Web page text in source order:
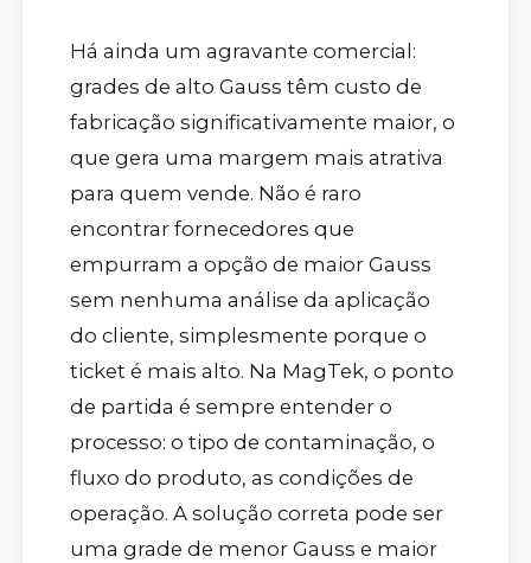
Há ainda um agravante comercial:
grades de alto Gauss têm custo de
fabricação significativamente maior, o
que gera uma margem mais atrativa
para quem vende. Não é raro
encontrar fornecedores que
empurram a opção de maior Gauss
sem nenhuma análise da aplicação
do cliente, simplesmente porque o
ticket é mais alto. Na MagTek, o ponto
de partida é sempre entender o
processo: o tipo de contaminação, o
fluxo do produto, as condições de
operação. A solução correta pode ser
uma grade de menor Gauss e maior